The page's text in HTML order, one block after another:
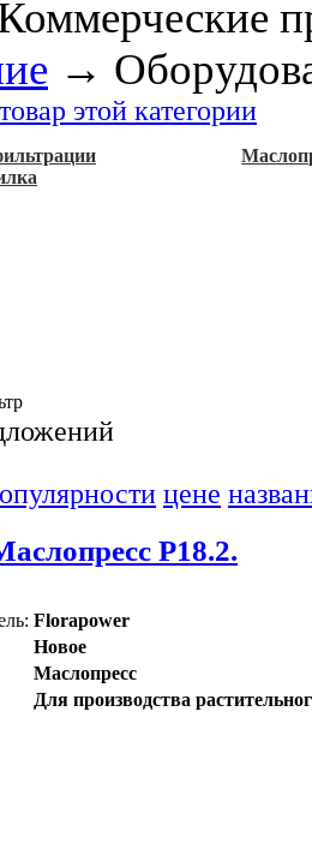
→
этой категории
цене
Р18.2.
Florapower
Новое
Маслопресс
Для производства